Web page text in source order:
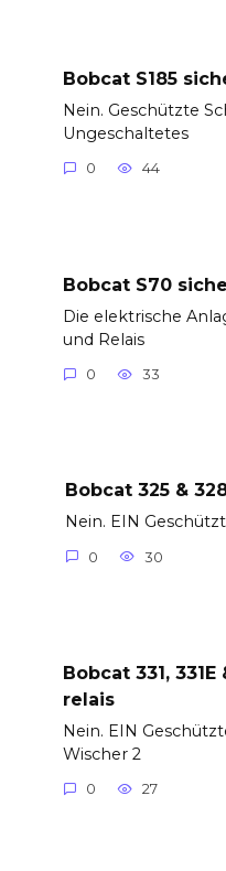
Bobcat S185
Nein. Geschützte
Ungeschaltetes
0 44
Bobcat S70
Die elektrische
und Relais
0 33
Bobcat 325 &
Nein. EIN
0 30
Bobcat 331,
relais
Nein. EIN
Wischer 2
0 27